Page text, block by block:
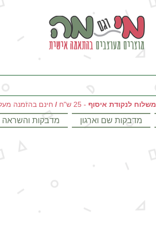
משלוח לנקודת איסוף - 25 ש"ח / חינם בהזמנה מעל 125
מדבקות שם וארגון מדבקות והשראה